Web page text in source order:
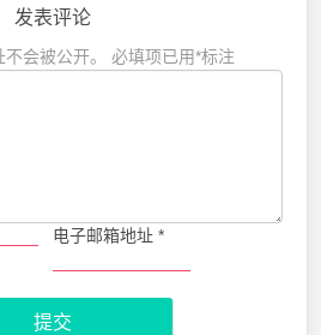
发表评论
会被公开。 必填项已用*标注
电子邮箱地址 *
提交